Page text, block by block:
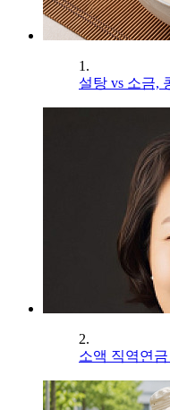
1.
설탕 vs 소금,
2.
소액 직역연